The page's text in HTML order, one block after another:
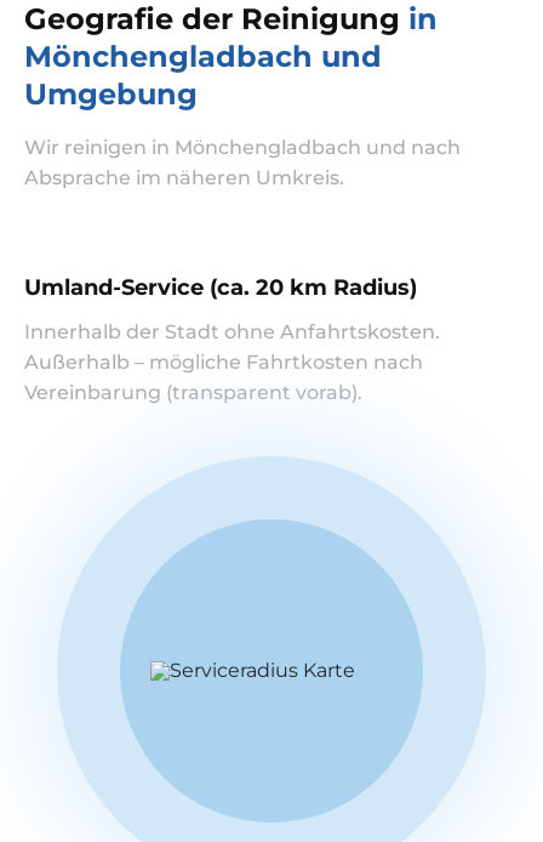
Geografie der Reinigung in
Mönchengladbach und
Umgebung
Wir reinigen in Mönchengladbach und nach
Absprache im näheren Umkreis.
Umland-Service (ca. 20 km Radius)
Innerhalb der Stadt ohne Anfahrtskosten.
Außerhalb – mögliche Fahrtkosten nach
Vereinbarung (transparent vorab).